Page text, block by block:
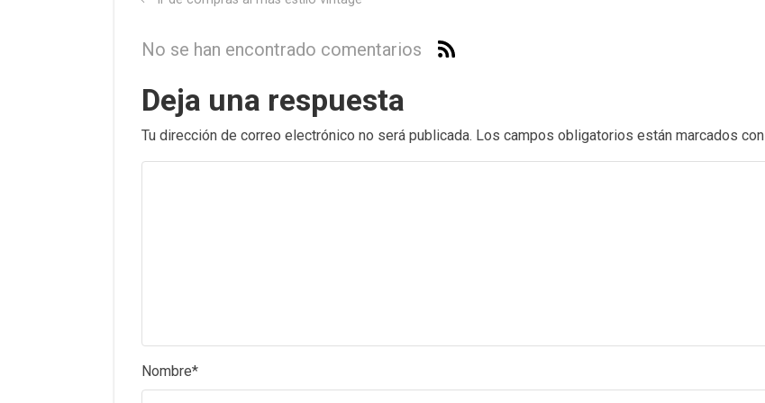
No se han encontrado comentarios
Deja una respuesta
Tu dirección de correo electrónico no será publicada. Los campos obligatorios están marcados con
Nombre*